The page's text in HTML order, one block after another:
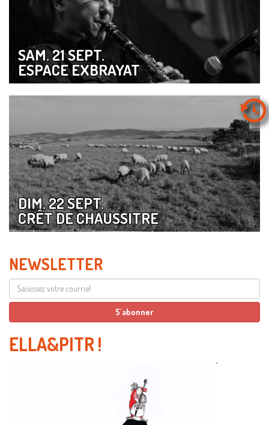
SAM. 21 SEPT.
ESPACE EXBRAYAT
DIM. 22 SEPT.
CRÊT DE CHAUSSITRE
NEWSLETTER
ELLA&PITR !